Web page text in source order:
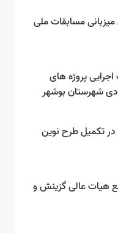
مسابقات ملی
اجرایی پروژه های
شهرستان بوشهر
در تکمیل طرح نوین
هیات عالی گزینش و‌